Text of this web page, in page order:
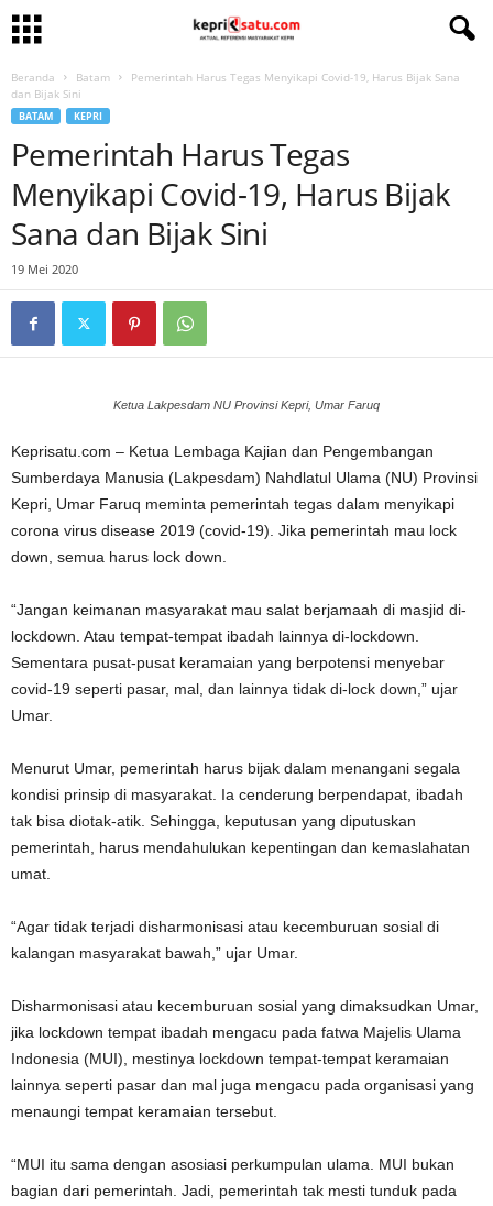
Beranda Batam
Pemerintah Harus Tegas Menyikapi Covid-19, Harus Bijak Sana
dan Bijak Sini
BATAM KEPRI
Pemerintah Harus Tegas
Menyikapi Covid-19, Harus Bijak
Sana dan Bijak Sini
19 Mei 2020
Ketua Lakpesdam NU Provinsi Kepri, Umar Faruq
Keprisatu.com – Ketua Lembaga Kajian dan Pengembangan
Sumberdaya Manusia (Lakpesdam) Nahdlatul Ulama (NU) Provinsi
Kepri, Umar Faruq meminta pemerintah tegas dalam menyikapi
corona virus disease 2019 (covid-19). Jika pemerintah mau lock
down, semua harus lock down.
“Jangan keimanan masyarakat mau salat berjamaah di masjid di-
lockdown. Atau tempat-tempat ibadah lainnya di-lockdown.
Sementara pusat-pusat keramaian yang berpotensi menyebar
covid-19 seperti pasar, mal, dan lainnya tidak di-lock down,” ujar
Umar.
Menurut Umar, pemerintah harus bijak dalam menangani segala
kondisi prinsip di masyarakat. Ia cenderung berpendapat, ibadah
tak bisa diotak-atik. Sehingga, keputusan yang diputuskan
pemerintah, harus mendahulukan kepentingan dan kemaslahatan
umat.
“Agar tidak terjadi disharmonisasi atau kecemburuan sosial di
kalangan masyarakat bawah,” ujar Umar.
Disharmonisasi atau kecemburuan sosial yang dimaksudkan Umar,
jika lockdown tempat ibadah mengacu pada fatwa Majelis Ulama
Indonesia (MUI), mestinya lockdown tempat-tempat keramaian
lainnya seperti pasar dan mal juga mengacu pada organisasi yang
menaungi tempat keramaian tersebut.
“MUI itu sama dengan asosiasi perkumpulan ulama. MUI bukan
bagian dari pemerintah. Jadi, pemerintah tak mesti tunduk pada